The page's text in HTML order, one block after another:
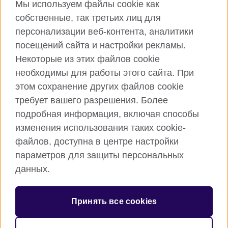
Connect with us
Facebook Instagram
TikTok YouTube
Британский Совет Глобальный вебсайт
Правила использования и конфиденциальности
Cookies
Sitemap
Международная организация Соединенного Королевства по
развитию культурных отношений и созданию
образовательных возможностей.
Мы используем файлы cookie как
собственные, так третьих лиц для
персонализации веб-контента, аналитики
посещений сайта и настройки рекламы.
Некоторые из этих файлов cookie
необходимы для работы этого сайта. При
этом сохранение других файлов cookie
требует вашего разрешения. Более
подробная информация, включая способы
изменения использования таких cookie-
файлов, доступна в центре настройки
параметров для защиты персональных
данных.
Принять все cookies